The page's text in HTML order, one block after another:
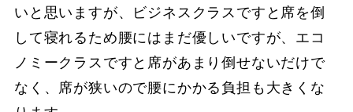
いと思いますが、ビジネスクラスですと席を倒
して寝れるため腰にはまだ優しいですが、エコ
ノミークラスですと席があまり倒せないだけで
なく、席が狭いので腰にかかる負担も大きくな